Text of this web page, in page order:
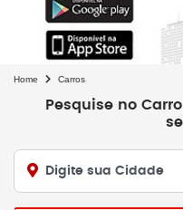
Home Carros
Pesquise no
Digite sua Cidade